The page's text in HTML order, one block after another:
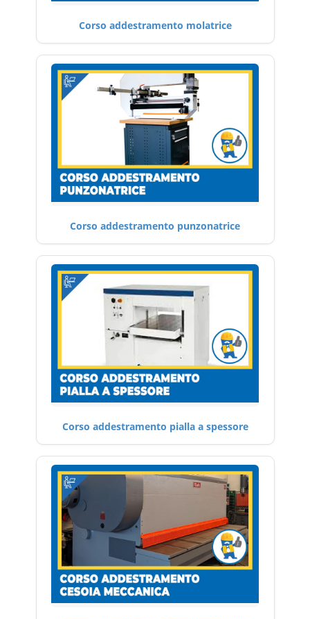
Corso addestramento molatrice
Corso addestramento punzonatrice
Corso addestramento pialla a spessore